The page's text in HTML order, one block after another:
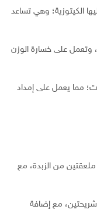
الكيتوزية؛ وهي تساعد
وتعمل على خسارة الوزن
مما يعمل على إمداد
من الزبدة، مع
شريحتين، مع إضافة